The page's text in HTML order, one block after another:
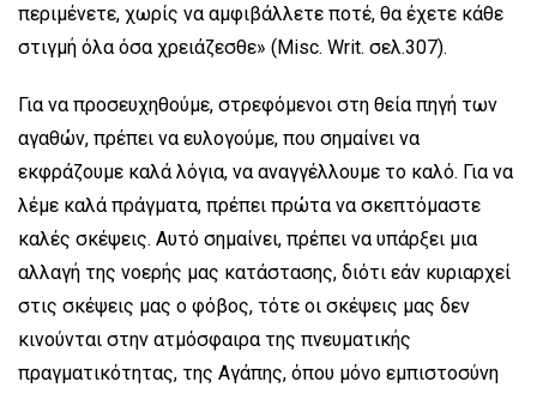
περιμένετε, χωρίς να αμφιβάλλετε ποτέ, θα έχετε κάθε
στιγμή όλα όσα χρειάζεσθε» (Misc. Writ. σελ.307).
Για να προσευχηθούμε, στρεφόμενοι στη θεία πηγή των
αγαθών, πρέπει να ευλογούμε, που σημαίνει να
εκφράζουμε καλά λόγια, να αναγγέλλουμε το καλό. Για να
λέμε καλά πράγματα, πρέπει πρώτα να σκεπτόμαστε
καλές σκέψεις. Αυτό σημαίνει, πρέπει να υπάρξει μια
αλλαγή της νοερής μας κατάστασης, διότι εάν κυριαρχεί
στις σκέψεις μας ο φόβος, τότε οι σκέψεις μας δεν
κινούνται στην ατμόσφαιρα της πνευματικής
πραγματικότητας, της Αγάπης, όπου μόνο εμπιστοσύνη